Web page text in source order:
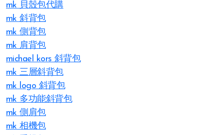
mk 貝殼包代購
mk 斜背包
mk 側背包
mk 肩背包
michael kors 斜背包
mk 三層斜背包
mk logo 斜背包
mk 多功能斜背包
mk 側肩包
mk 相機包